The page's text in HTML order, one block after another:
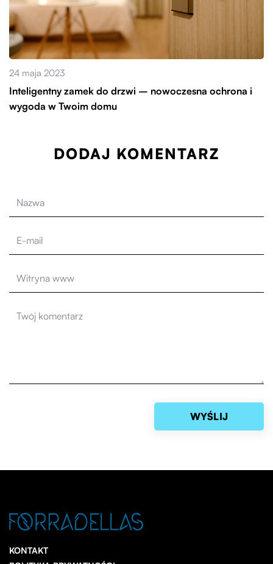
24 maja 2023
Inteligentny zamek do drzwi – nowoczesna ochrona i
wygoda w Twoim domu
DODAJ KOMENTARZ
KONTAKT